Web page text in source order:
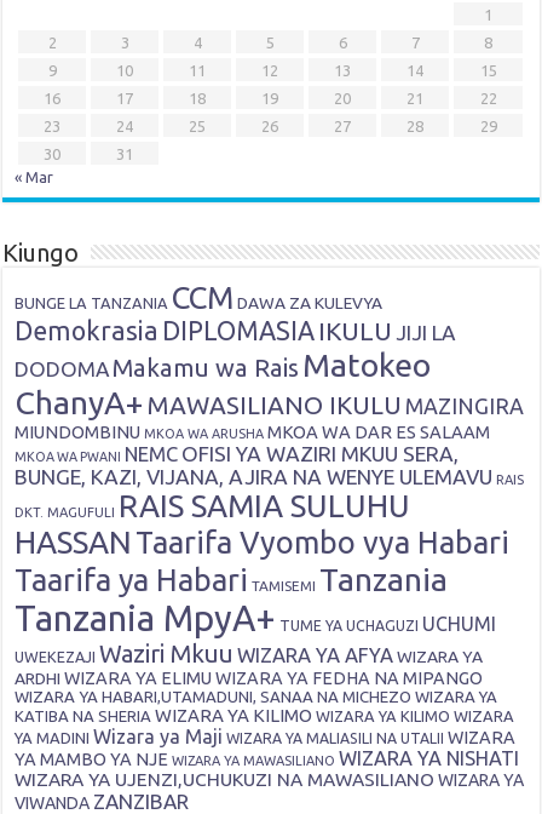
1
2
3 4 5 6 7
8
9
10 11 12 13 14
15
16
17 18 19 20 21
22
23
24 25 26 27 28
29
30
31
« Mar
Kiungo
BUNGE LA TANZANIA CCM DAWA ZA KULEVYA
Demokrasia DIPLOMASIA IKULU JIJI LA
DODOMA Makamu wa Rais Matokeo
ChanyA+ MAWASILIANO IKULU MAZINGIRA
MIUNDOMBINU MKOA WA ARUSHA MKOA WA DAR ES SALAAM
MKOA WA PWANI NEMC OFISI YA WAZIRI MKUU SERA,
BUNGE, KAZI, VIJANA, AJIRA NA WENYE ULEMAVU RAIS
DKT. MAGUFULI RAIS SAMIA SULUHU
HASSAN Taarifa Vyombo vya Habari
Taarifa ya Habari TAMISEMI Tanzania
Tanzania MpyA+ TUME YA UCHAGUZI UCHUMI
UWEKEZAJI Waziri Mkuu WIZARA YA AFYA WIZARA YA
ARDHI WIZARA YA ELIMU WIZARA YA FEDHA NA MIPANGO
WIZARA YA HABARI,UTAMADUNI, SANAA NA MICHEZO WIZARA YA
KATIBA NA SHERIA WIZARA YA KILIMO WIZARA YA KILIMO WIZARA
YA MADINI Wizara ya Maji WIZARA YA MALIASILI NA UTALII WIZARA
YA MAMBO YA NJE WIZARA YA MAWASILIANO WIZARA YA NISHATI
WIZARA YA UJENZI,UCHUKUZI NA MAWASILIANO WIZARA YA
VIWANDA ZANZIBAR